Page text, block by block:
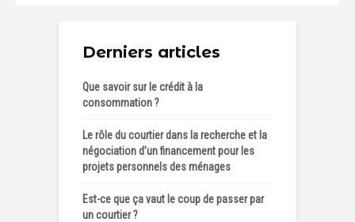
Derniers articles
Que savoir sur le crédit à la
consommation ?
Le rôle du courtier dans la recherche et la
négociation d’un financement pour les
projets personnels des ménages
Est-ce que ça vaut le coup de passer par
un courtier ?